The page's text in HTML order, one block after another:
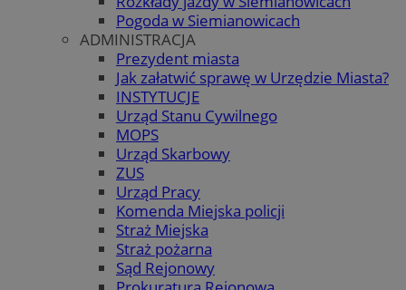
Pogoda w Siemianowicach
ADMINISTRACJA
Prezydent miasta
Jak załatwić sprawę w Urzędzie Miasta?
INSTYTUCJE
Urząd Stanu Cywilnego
MOPS
Urząd Skarbowy
ZUS
Urząd Pracy
Komenda Miejska policji
Straż Miejska
Straż pożarna
Sąd Rejonowy